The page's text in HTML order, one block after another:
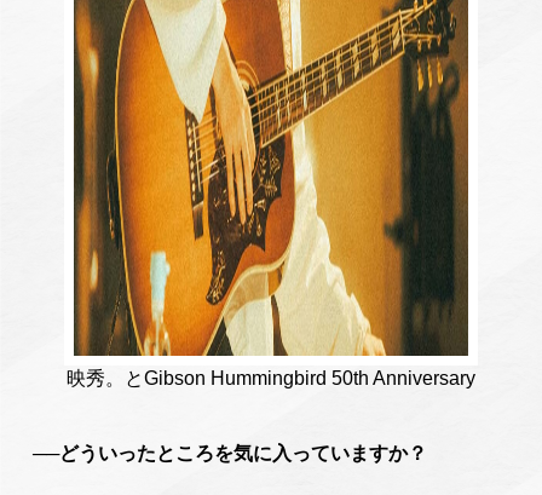
映秀。とGibson Hummingbird 50th Anniversary
──どういったところを気に入っていますか？